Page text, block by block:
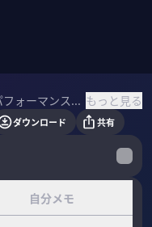
ビジネスパーソンがパフォーマンスを最大限かつ安定的に発揮するために必要なカラダ・心の鍛え方を一流から学ぶ。今回は「最強の腸の作り方」を國澤純さんから解説していただきます。 ＜ゲスト＞ 國澤 純 国立研究開発法人 医薬基盤・健康・栄養研究所 副所長 ヘルス・メディアカル微生物研究センター長 もっと見る
ダウンロード 共有
自分メモ